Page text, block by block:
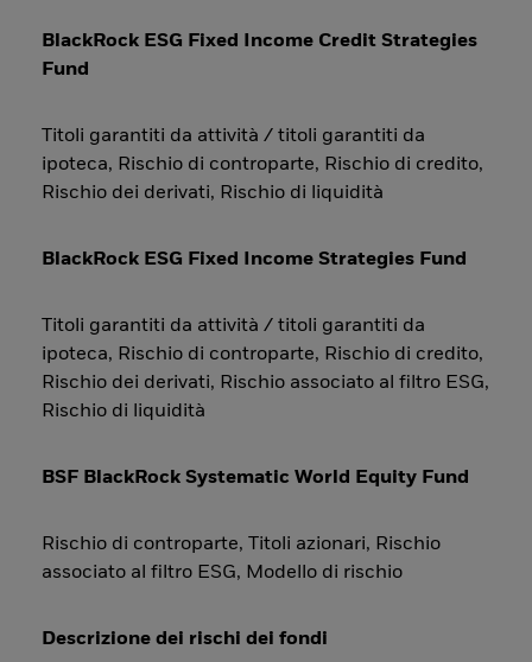
BlackRock ESG Fixed Income Credit Strategies
Fund
Titoli garantiti da attività / titoli garantiti da
ipoteca, Rischio di controparte, Rischio di credito,
Rischio dei derivati, Rischio di liquidità
BlackRock ESG Fixed Income Strategies Fund
Titoli garantiti da attività / titoli garantiti da
ipoteca, Rischio di controparte, Rischio di credito,
Rischio dei derivati, Rischio associato al filtro ESG,
Rischio di liquidità
BSF BlackRock Systematic World Equity Fund
Rischio di controparte, Titoli azionari, Rischio
associato al filtro ESG, Modello di rischio
Descrizione dei rischi dei fondi